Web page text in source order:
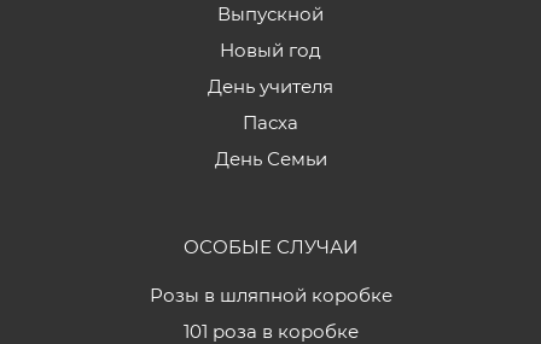
Выпускной
Новый год
День учителя
Пасха
День Семьи
ОСОБЫЕ СЛУЧАИ
Розы в шляпной коробке
101 роза в коробке